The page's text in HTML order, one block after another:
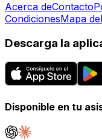
Acerca deContacto
CondicionesMapa
Descarga la
Disponible en tu